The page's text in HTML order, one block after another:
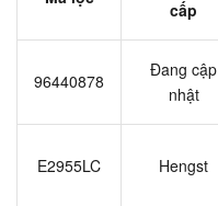
cấp
96440878
Đang cập
nhật
E2955LC Hengst